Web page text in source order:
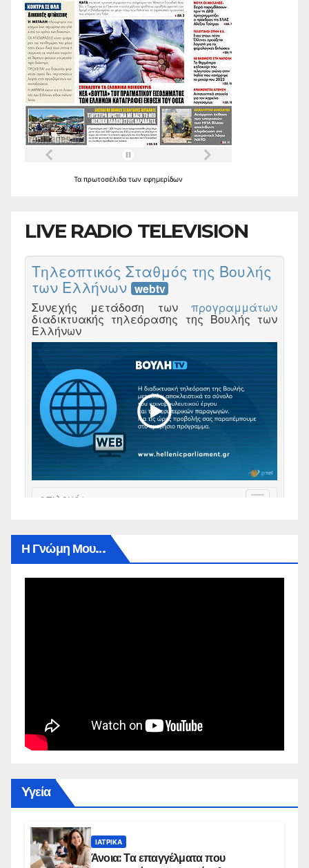
Τα πρωτοσέλιδα των εφημερίδων
LIVE RADIO TELEVISION
Η Γνώμη Μου…
Yγεία
ΙΑΤΡΙΚΆ
Άνοια: Τα επαγγέλματα που